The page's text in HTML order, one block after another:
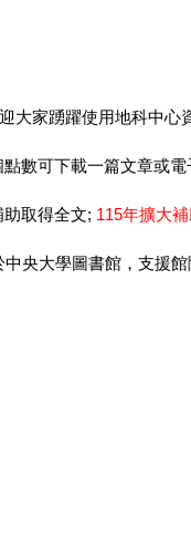
大家踴躍使用地科中心
數可下載一篇文章或
助取得全文; 115年擴大
央大學圖書館，支援館